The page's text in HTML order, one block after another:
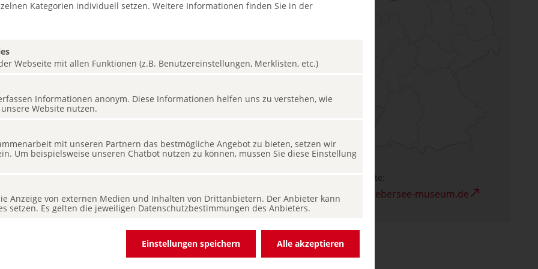
Kategorien individuell setzen. Weitere Informationen finden Sie in der
Webseite mit allen Funktionen (z.B. Benutzereinstellungen, Merklisten, etc.)
Informationen anonym. Diese Informationen helfen uns zu verstehen, wie
Website nutzen.
mit unseren Partnern das bestmögliche Angebot zu bieten, setzen wir
Um beispielsweise unseren Chatbot nutzen zu können, müssen Sie diese Einstellung
Anzeige von externen Medien und Inhalten von Drittanbietern. Der Anbieter kann
setzen. Es gelten die jeweiligen Datenschutzbestimmungen des Anbieters.
Einstellungen speichern Alle akzeptieren
einem Dach.
bevorzugen
insgesamt 1,1 Millionen Exponate. Die Liebe zum
der Ausstellungsstücke in dem altehrwürdigen
durch das Museum zu einem echten Erlebnis.
in die schillernde Unterwasserwelt Ozeaniens ein,
der Gegensätze zwischen pulsierenden Mega-
und Tradition. Im Bereich Afrika können sie die
den Großtieren der Savanne nahe kommen
des Priesters Harsiese bewundern.
und Südamerikas, der präkolumbische Goldschatz
werden dagegen im Bereich Amerika
Webseite:
www.uebersee-museum.de